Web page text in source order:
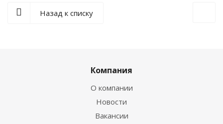
Назад к списку
Компания
О компании
Новости
Вакансии